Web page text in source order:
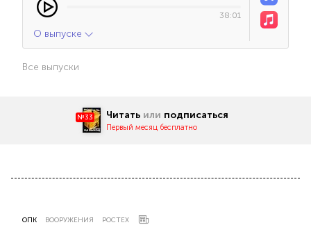
38:01
О выпуске
Все выпуски
№33 Читать или подписаться
Первый месяц бесплатно
ОПК ВООРУЖЕНИЯ РОСТЕХ